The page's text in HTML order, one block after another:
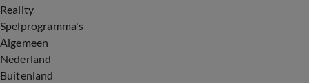
Reality
Spelprogramma's
Algemeen
Nederland
Buitenland